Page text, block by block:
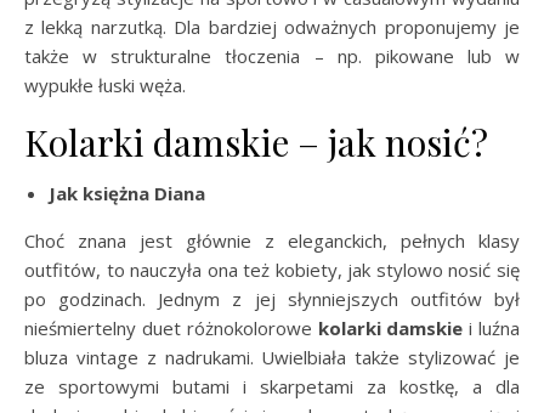
z lekką narzutką. Dla bardziej odważnych proponujemy je
także w strukturalne tłoczenia – np. pikowane lub w
wypukłe łuski węża.
Kolarki damskie – jak nosić?
Jak księżna Diana
Choć znana jest głównie z eleganckich, pełnych klasy
outfitów, to nauczyła ona też kobiety, jak stylowo nosić się
po godzinach. Jednym z jej słynniejszych outfitów był
nieśmiertelny duet różnokolorowe kolarki damskie i luźna
bluza vintage z nadrukami. Uwielbiała także stylizować je
ze sportowymi butami i skarpetami za kostkę, a dla